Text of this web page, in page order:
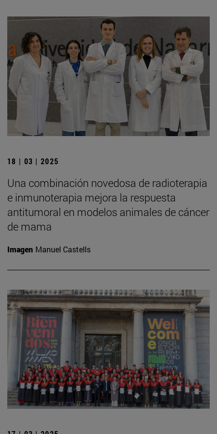
18 | 03 | 2025
Una combinación novedosa de radioterapia
e inmunoterapia mejora la respuesta
antitumoral en modelos animales de cáncer
de mama
Imagen Manuel Castells